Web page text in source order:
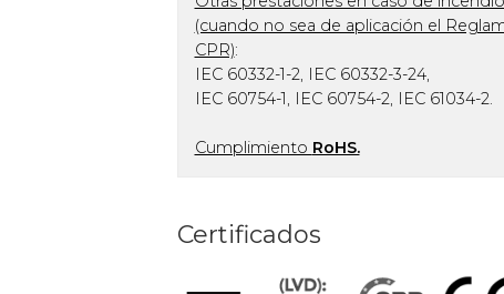
(cuando no sea de aplicación el
CPR):
IEC 60332-1-2, IEC 60332-3-24,
IEC 60754-1, IEC 60754-2, IEC 61034-2.
Cumplimiento RoHS.
Certificados